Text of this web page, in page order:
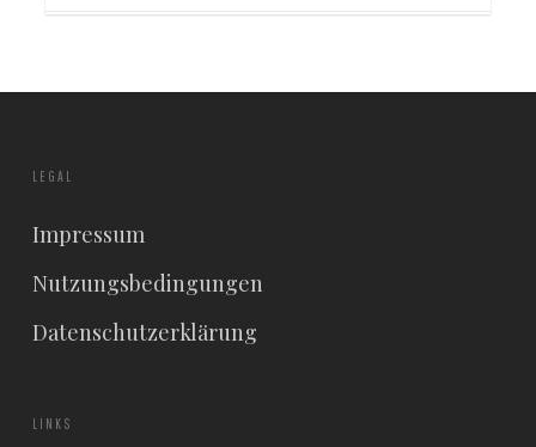
LEGAL
Impressum
Nutzungsbedingungen
Datenschutzerklärung
LINKS